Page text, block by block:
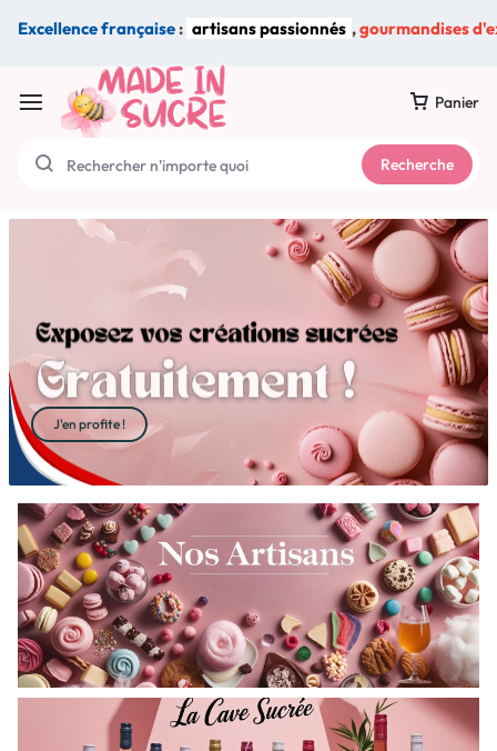
Excellence française: artisans passionnés ,gourmandises
Panier
Recherche
J'en profite !